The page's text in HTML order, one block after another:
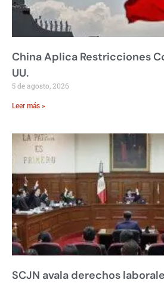
China Aplica Restricciones
UU.
5 de agosto, 2026
Leer más »
SCJN avala derechos